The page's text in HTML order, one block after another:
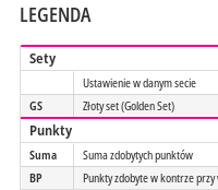
LEGENDA
Sety
Ustawienie w danym secie
GS
Złoty set (Golden Set)
Punkty
Suma
Suma zdobytych punktów
BP
Punkty zdobyte w kontrze przy